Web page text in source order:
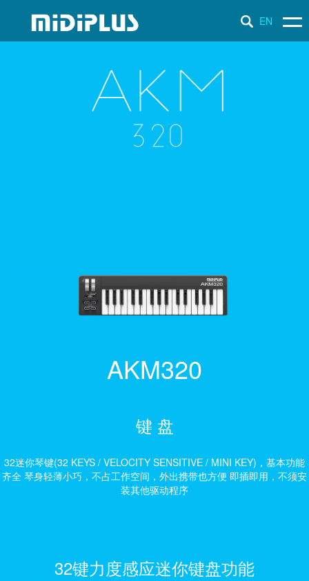
EN
AKM320
键 盘
32迷你琴键(32 KEYS / VELOCITY SENSITIVE / MINI KEY)，基本功能
齐全 琴身轻薄小巧，不占工作空间，外出携带也方便 即插即用，不须安
装其他驱动程序
32键力度感应迷你键盘功能